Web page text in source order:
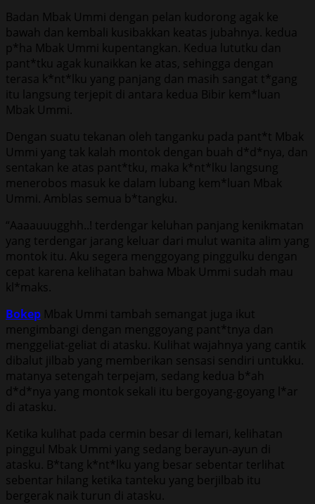
Badan Mbak Ummi dengan pelan kudorong agak ke
bawah dan kembali kusibakkan keatas jubahnya. kedua
p*ha Mbak Ummi kupentangkan. Kedua lututku dan
pant*tku agak kunaikkan ke atas, sehingga dengan
terasa k*nt*lku yang panjang dan masih sangat t*gang
itu langsung terjepit di antara kedua Bibir kem*luan
Mbak Ummi.
Dengan suatu tekanan oleh tanganku pada pant*t Mbak
Ummi yang tak kalah montok dengan buah d*d*nya, dan
sentakan ke atas pant*tku, maka k*nt*lku langsung
menerobos masuk ke dalam lubang kem*luan Mbak
Ummi. Amblas semua b*tangku.
“Aaaauuugghh..! terdengar keluhan panjang kenikmatan
yang terdengar jarang keluar dari mulut wanita alim yang
montok itu. Aku segera menggoyang pinggulku dengan
cepat karena kelihatan bahwa Mbak Ummi sudah mau
kl*maks.
Bokep Mbak Ummi tambah semangat juga ikut
mengimbangi dengan menggoyang pant*tnya dan
menggeliat-geliat di atasku. Kulihat wajahnya yang cantik
dibalut jilbab yang memberikan sensasi sendiri untukku.
matanya setengah terpejam, sedang kedua b*ah
d*d*nya yang montok sekali itu bergoyang-goyang l*ar
di atasku.
Ketika kulihat pada cermin besar di lemari, kelihatan
pinggul Mbak Ummi yang sedang berayun-ayun di
atasku. B*tang k*nt*lku yang besar sebentar terlihat
sebentar hilang ketika tanteku yang berjilbab itu
bergerak naik turun di atasku.